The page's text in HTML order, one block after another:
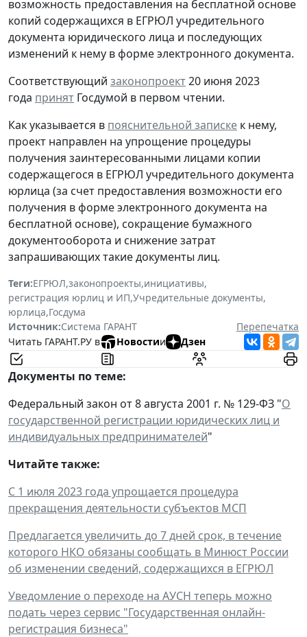
возможность предоставления на бесплатной основе
копий содержащихся в ЕГРЮЛ учредительного
документа юридического лица и последующих
изменений к нему в форме электронного документа.
Соответствующий законопроект20 июня 2023
года принят Госдумой в первом чтении.
Как указывается в пояснительной записке к нему,
проект направлен на упрощение процедуры
получения заинтересованными лицами копии
содержащегося в ЕГРЮЛ учредительного документа
юрлица (за счет предоставления возможности его
получения в форме электронного документа на
бесплатной основе), сокращение бумажного
документооборота и снижение затрат
запрашивающих такие документы лиц.
Теги:ЕГРЮЛ,законопроекты,инициативы,
регистрация юрлиц и ИП,Учредительные документы,
юрлица,Госдума
Источник:Система ГАРАНТ
Перепечатка
Читать ГАРАНТ.РУ в
Новостии Дзен
Документы по теме:
Федеральный закон от 8 августа 2001 г. № 129-ФЗ "О
государственной регистрации юридических лиц и
индивидуальных предпринимателей"
Читайте также:
С 1 июля 2023 года упрощается процедура
прекращения деятельности субъектов МСП
Предлагается увеличить до 7 дней срок, в течение
которого НКО обязаны сообщать в Минюст России
об изменении сведений, содержащихся в ЕГРЮЛ
Уведомление о переходе на АУСН теперь можно
подать через сервис "Государственная онлайн-
регистрация бизнеса"